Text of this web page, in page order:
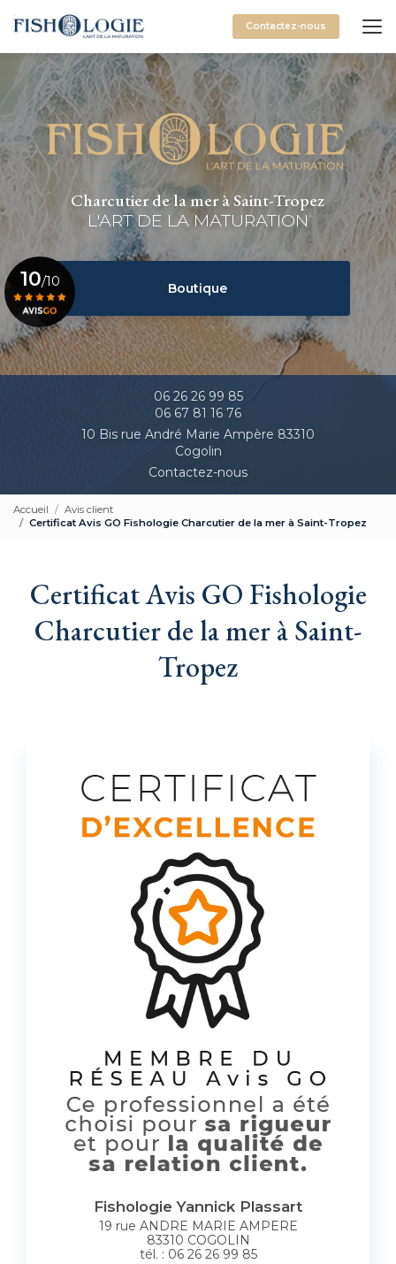
au
principal
Contactez-nous
Charcutier de la mer à Saint-Tropez
L'ART DE LA MATURATION
Boutique
06 26 26 99 85
06 67 81 16 76
10 Bis rue André Marie Ampère 83310
Cogolin
Contactez-nous
10/10
Voir le certificat
Accueil
Avis client
Certificat Avis GO Fishologie Charcutier de la mer à Saint-Tropez
Certificat Avis GO Fishologie
Charcutier de la mer à Saint-
Tropez
FishologieYannick Plassart
19 rue ANDRE MARIE AMPERE
83310 COGOLIN
tél. : 06 26 26 99 85